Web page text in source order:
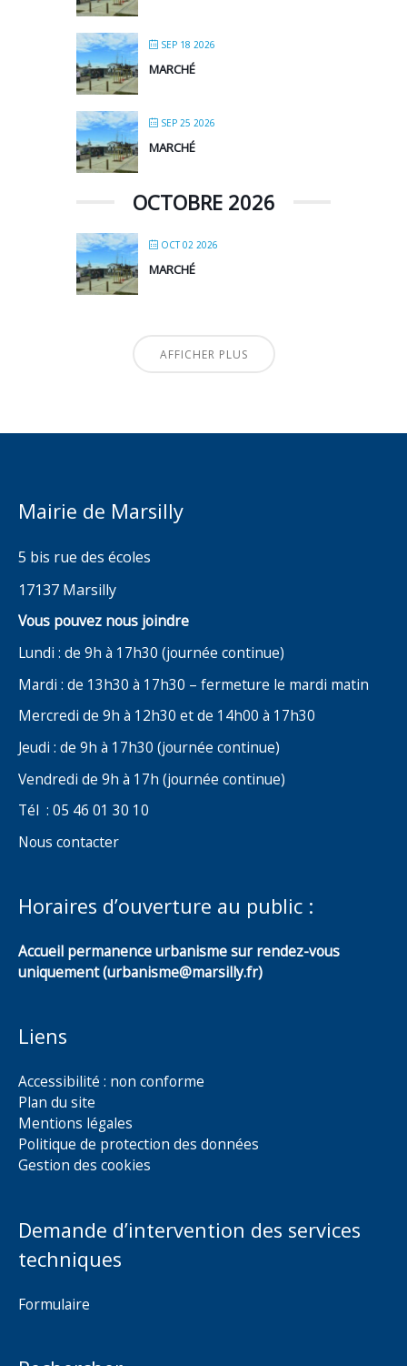
SEP 18 2026
MARCHÉ
SEP 25 2026
MARCHÉ
OCTOBRE 2026
OCT 02 2026
MARCHÉ
AFFICHER PLUS
Mairie de Marsilly
5 bis rue des écoles
17137 Marsilly
Vous pouvez nous joindre
Lundi : de 9h à 17h30 (journée continue)
Mardi : de 13h30 à 17h30 – fermeture le mardi matin
Mercredi de 9h à 12h30 et de 14h00 à 17h30
Jeudi : de 9h à 17h30 (journée continue)
Vendredi de 9h à 17h (journée continue)
Tél : 05 46 01 30 10
Nous contacter
Horaires d’ouverture au public :
Accueil permanence urbanisme sur rendez-vous
uniquement (urbanisme@marsilly.fr)
Liens
Accessibilité : non conforme
Plan du site
Mentions légales
Politique de protection des données
Gestion des cookies
Demande d’intervention des services
techniques
Formulaire